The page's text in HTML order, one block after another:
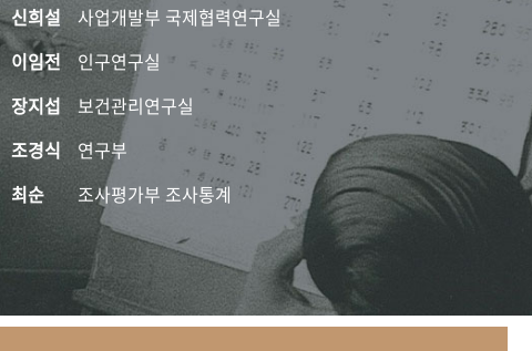
신희설
사업개발부 국제협력연구실
이임전
인구연구실
장지섭
보건관리연구실
조경식
연구부
최순
조사평가부 조사통계